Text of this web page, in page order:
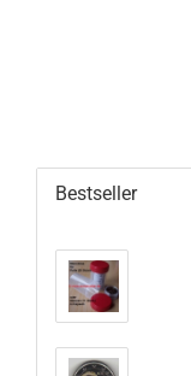
Bestseller